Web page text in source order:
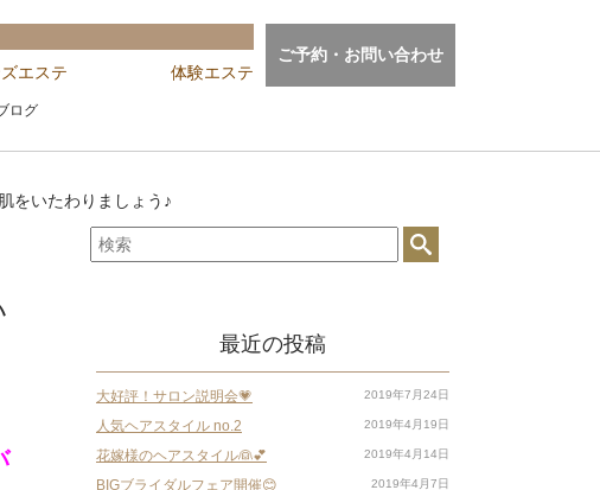
ズエステ 体験エステ
ご予約・お問い合わせ
ログ
をいたわりましょう♪
最近の投稿
大好評！サロン説明会💗 2019年7月24日
人気ヘアスタイル no.2 2019年4月19日
花嫁様のヘアスタイル👰💕 2019年4月14日
BIGブライダルフェア開催😊 2019年4月7日